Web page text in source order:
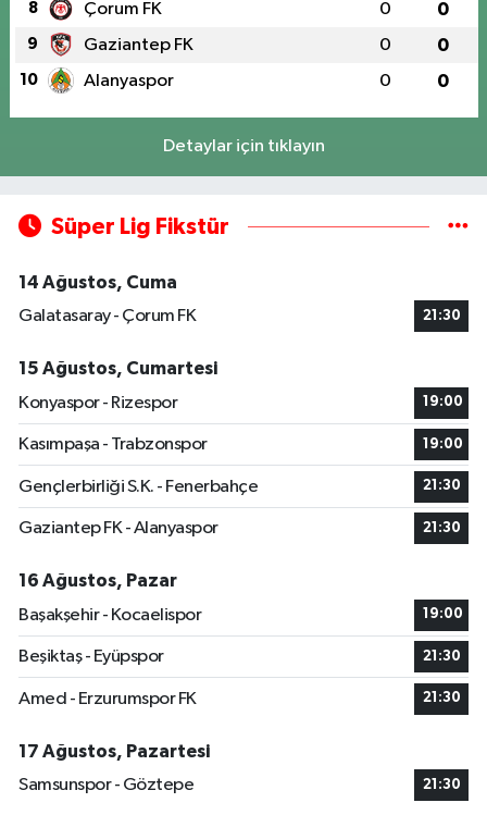
8 Çorum FK 0 0
9 Gaziantep FK 0 0
10 Alanyaspor 0 0
Detaylar için tıklayın
Süper Lig Fikstür
14 Ağustos, Cuma
Galatasaray - Çorum FK
21:30
15 Ağustos, Cumartesi
Konyaspor - Rizespor
19:00
Kasımpaşa - Trabzonspor 19:00
Gençlerbirliği S.K. - Fenerbahçe 21:30
Gaziantep FK - Alanyaspor 21:30
16 Ağustos, Pazar
Başakşehir - Kocaelispor
19:00
Beşiktaş - Eyüpspor 21:30
Amed - Erzurumspor FK 21:30
17 Ağustos, Pazartesi
Samsunspor - Göztepe
21:30